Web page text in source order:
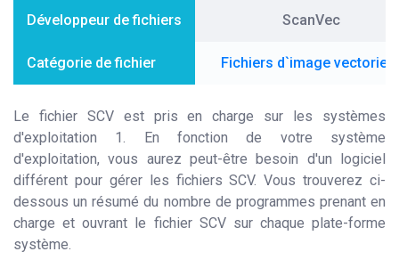
Développeur de fichiers ScanVec
Catégorie de fichier Fichiers d`image
Le fichier SCV est pris en charge sur les systèmes
d'exploitation 1. En fonction de votre système
d'exploitation, vous aurez peut-être besoin d'un logiciel
différent pour gérer les fichiers SCV. Vous trouverez ci-
dessous un résumé du nombre de programmes prenant en
charge et ouvrant le fichier SCV sur chaque plate-forme
système.